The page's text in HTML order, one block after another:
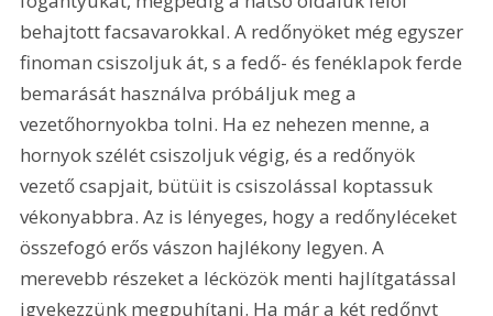
behajtott facsavarokkal. A redőnyöket még egyszer
finoman csiszoljuk át, s a fedő- és fenéklapok ferde
bemarását használva próbáljuk meg a
vezetőhornyokba tolni. Ha ez nehezen menne, a
hornyok szélét csiszoljuk végig, és a redőnyök
vezető csapjait, bütüit is csiszolással koptassuk
vékonyabbra. Az is lényeges, hogy a redőnyléceket
összefogó erős vászon hajlékony legyen. A
merevebb részeket a lécközök menti hajlítgatással
igyekezzünk megpuhítani. Ha már a két redőnyt